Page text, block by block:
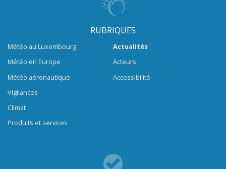
RUBRIQUES
Météo au Luxembourg
Météo en Europe
Météo aéronautique
Vigilances
Climat
Produits et services
Actualités
Acteurs
Accessibilité